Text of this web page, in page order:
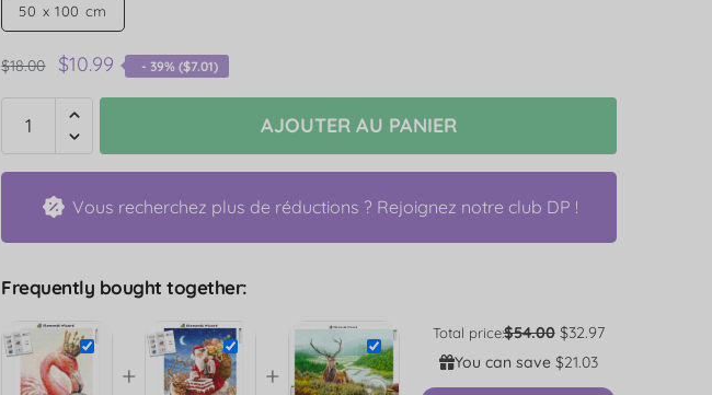
50 x 100 cm
$18.00 $10.99 - 39% ($7.01)
AJOUTER AU PANIER
Vous recherchez plus de réductions ? Rejoignez notre club DP !
Frequently bought together:
+ +
Total price:$54.00 $32.97
You can save $21.03